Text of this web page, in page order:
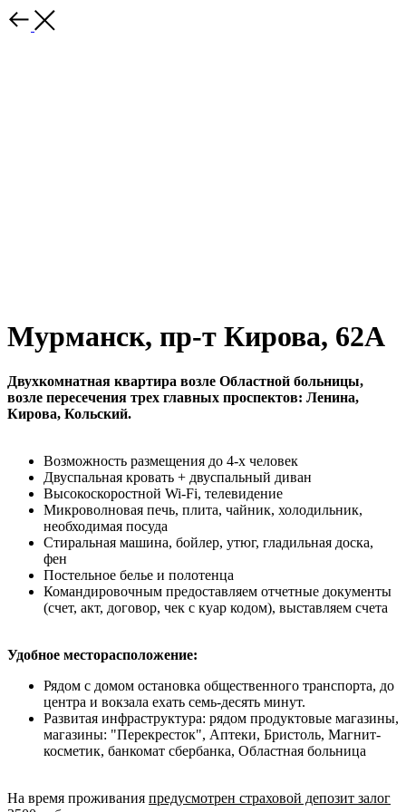
Мурманск, пр-т Кирова, 62А
Двухкомнатная квартира возле Областной больницы,
возле пересечения трех главных проспектов: Ленина,
Кирова, Кольский.
Возможность размещения до 4-х человек
Двуспальная кровать + двуспальный диван
Высокоскоростной Wi-Fi, телевидение
Микроволновая печь, плита, чайник, холодильник,
необходимая посуда
Стиральная машина, бойлер, утюг, гладильная доска,
фен
Постельное белье и полотенца
Командировочным предоставляем отчетные документы
(счет, акт, договор, чек с куар кодом), выставляем счета
Удобное месторасположение:
Рядом с домом остановка общественного транспорта, до
центра и вокзала ехать семь-десять минут.
Развитая инфраструктура: рядом продуктовые магазины,
магазины: "Перекресток", Аптеки, Бристоль, Магнит-
косметик, банкомат сбербанка, Областная больница
На время проживания предусмотрен страховой депозит залог